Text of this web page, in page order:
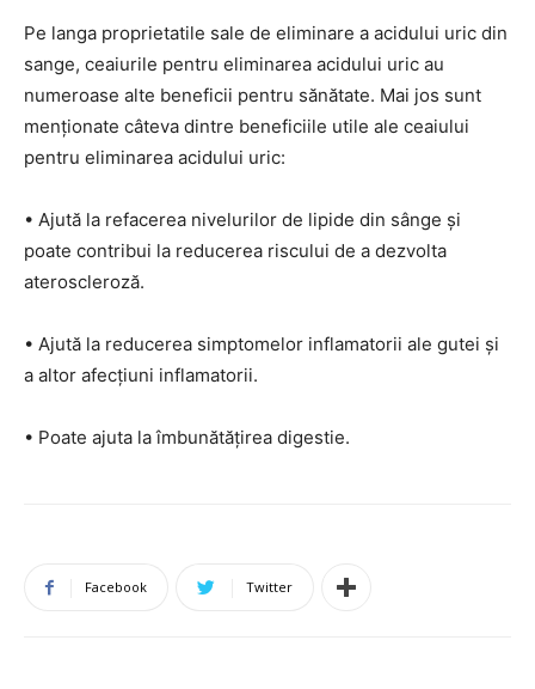
Pe langa proprietatile sale de eliminare a acidului uric din
sange, ceaiurile pentru eliminarea acidului uric au
numeroase alte beneficii pentru sănătate. Mai jos sunt
menționate câteva dintre beneficiile utile ale ceaiului
pentru eliminarea acidului uric:
• Ajută la refacerea nivelurilor de lipide din sânge și
poate contribui la reducerea riscului de a dezvolta
ateroscleroză.
• Ajută la reducerea simptomelor inflamatorii ale gutei și
a altor afecțiuni inflamatorii.
• Poate ajuta la îmbunătățirea digestie.
Facebook Twitter